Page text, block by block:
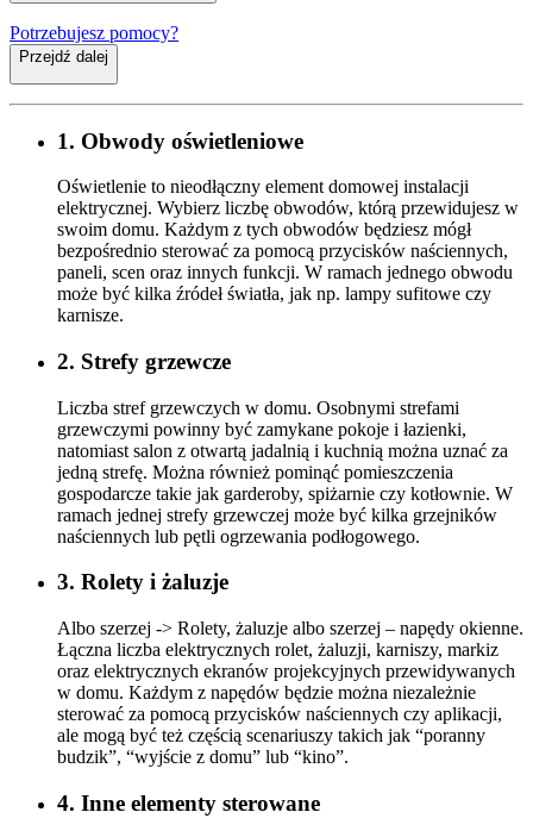
Potrzebujesz pomocy?
Przejdź dalej
1. Obwody oświetleniowe
Oświetlenie to nieodłączny element domowej instalacji
elektrycznej. Wybierz liczbę obwodów, którą przewidujesz w
swoim domu. Każdym z tych obwodów będziesz mógł
bezpośrednio sterować za pomocą przycisków naściennych,
paneli, scen oraz innych funkcji. W ramach jednego obwodu
może być kilka źródeł światła, jak np. lampy sufitowe czy
karnisze.
2. Strefy grzewcze
Liczba stref grzewczych w domu. Osobnymi strefami
grzewczymi powinny być zamykane pokoje i łazienki,
natomiast salon z otwartą jadalnią i kuchnią można uznać za
jedną strefę. Można również pominąć pomieszczenia
gospodarcze takie jak garderoby, spiżarnie czy kotłownie. W
ramach jednej strefy grzewczej może być kilka grzejników
naściennych lub pętli ogrzewania podłogowego.
3. Rolety i żaluzje
Albo szerzej -> Rolety, żaluzje albo szerzej – napędy okienne.
Łączna liczba elektrycznych rolet, żaluzji, karniszy, markiz
oraz elektrycznych ekranów projekcyjnych przewidywanych
w domu. Każdym z napędów będzie można niezależnie
sterować za pomocą przycisków naściennych czy aplikacji,
ale mogą być też częścią scenariuszy takich jak “poranny
budzik”, “wyjście z domu” lub “kino”.
4. Inne elementy sterowane